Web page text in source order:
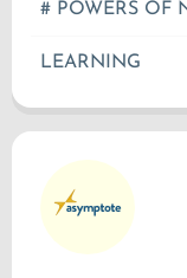
# POWERS OF
LEARNING